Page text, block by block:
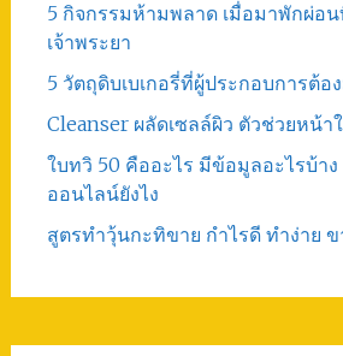
5 กิจกรรมห้ามพลาด เมื่อมาพักผ่อ
เจ้าพระยา
5 วัตถุดิบเบเกอรี่ที่ผู้ประกอบการต้อ
Cleanser ผลัดเซลล์ผิว ตัวช่วยหน้า
ใบทวิ 50 คืออะไร มีข้อมูลอะไรบ้า
ออนไลน์ยังไง
สูตรทําวุ้นกะทิขาย กำไรดี ทำง่าย